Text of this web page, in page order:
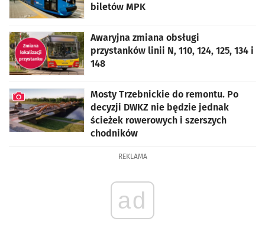
biletów MPK
Awaryjna zmiana obsługi
przystanków linii N, 110, 124, 125, 134 i
148
Mosty Trzebnickie do remontu. Po
decyzji DWKZ nie będzie jednak
ścieżek rowerowych i szerszych
chodników
REKLAMA
ad